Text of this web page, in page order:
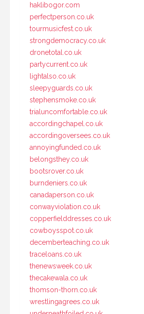
haklibogor.com
perfectperson.co.uk
tourmusicfest.co.uk
strongdemocracy.co.uk
dronetotal.co.uk
partycurrent.co.uk
lightalso.co.uk
sleepyguards.co.uk
stephensmoke.co.uk
trialuncomfortable.co.uk
accordingchapel.co.uk
accordingoversees.co.uk
annoyingfunded.co.uk
belongsthey.co.uk
bootsrover.co.uk
burndeniers.co.uk
canadaperson.co.uk
conwayviolation.co.uk
copperfielddresses.co.uk
cowboysspot.co.uk
decemberteaching.co.uk
traceloans.co.uk
thenewsweek.co.uk
thecakewala.co.uk
thomson-thorn.co.uk
wrestlingagrees.co.uk